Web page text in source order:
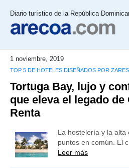
Diario turístico de la República
1 noviembre, 2019
TOP 5 DE HOTELES DISEÑADOS POR
Tortuga Bay, lujo y
que eleva el legado de
Renta
La hostelería y la alta
puntos en común. El
Leer más